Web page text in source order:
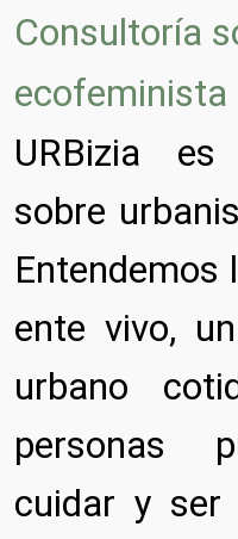
Consultoría
ecofeminista
URBizia
sobre
Entendemos
ente vivo,
urbano
personas
cuidar y ser